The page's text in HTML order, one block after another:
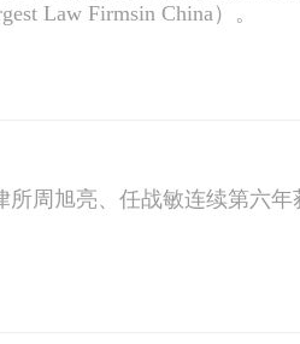
Law Firmsin China）。
周旭亮、任战敏连续第六